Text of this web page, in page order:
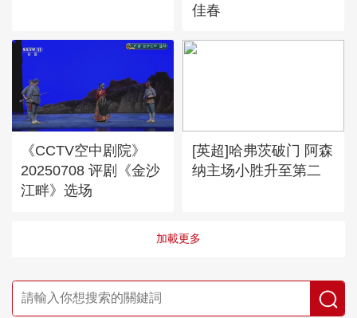
佳春
《CCTV空中剧院》
20250708 评剧《金沙
江畔》选场
[英超]哈弗茨破门 阿森
纳主场小胜升至第二
加載更多